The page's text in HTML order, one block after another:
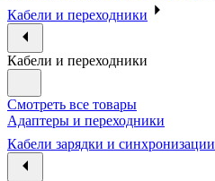
Кабели и переходники
Кабели и переходники
Смотреть все товары
Адаптеры и переходники
Кабели зарядки и синхронизации